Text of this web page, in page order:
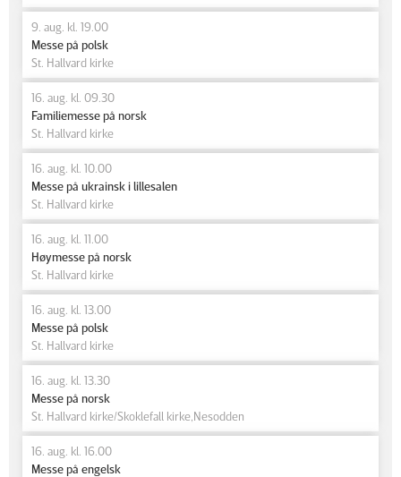
9. aug. kl. 19.00
Messe på polsk
St. Hallvard kirke
16. aug. kl. 09.30
Familiemesse på norsk
St. Hallvard kirke
16. aug. kl. 10.00
Messe på ukrainsk i lillesalen
St. Hallvard kirke
16. aug. kl. 11.00
Høymesse på norsk
St. Hallvard kirke
16. aug. kl. 13.00
Messe på polsk
St. Hallvard kirke
16. aug. kl. 13.30
Messe på norsk
St. Hallvard kirke/Skoklefall kirke,Nesodden
16. aug. kl. 16.00
Messe på engelsk